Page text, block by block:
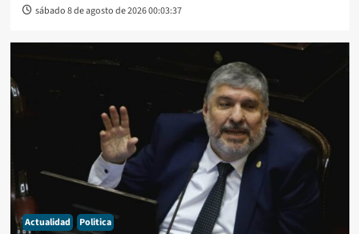
sábado 8 de agosto de 2026 00:03:37
Actualidad Politica